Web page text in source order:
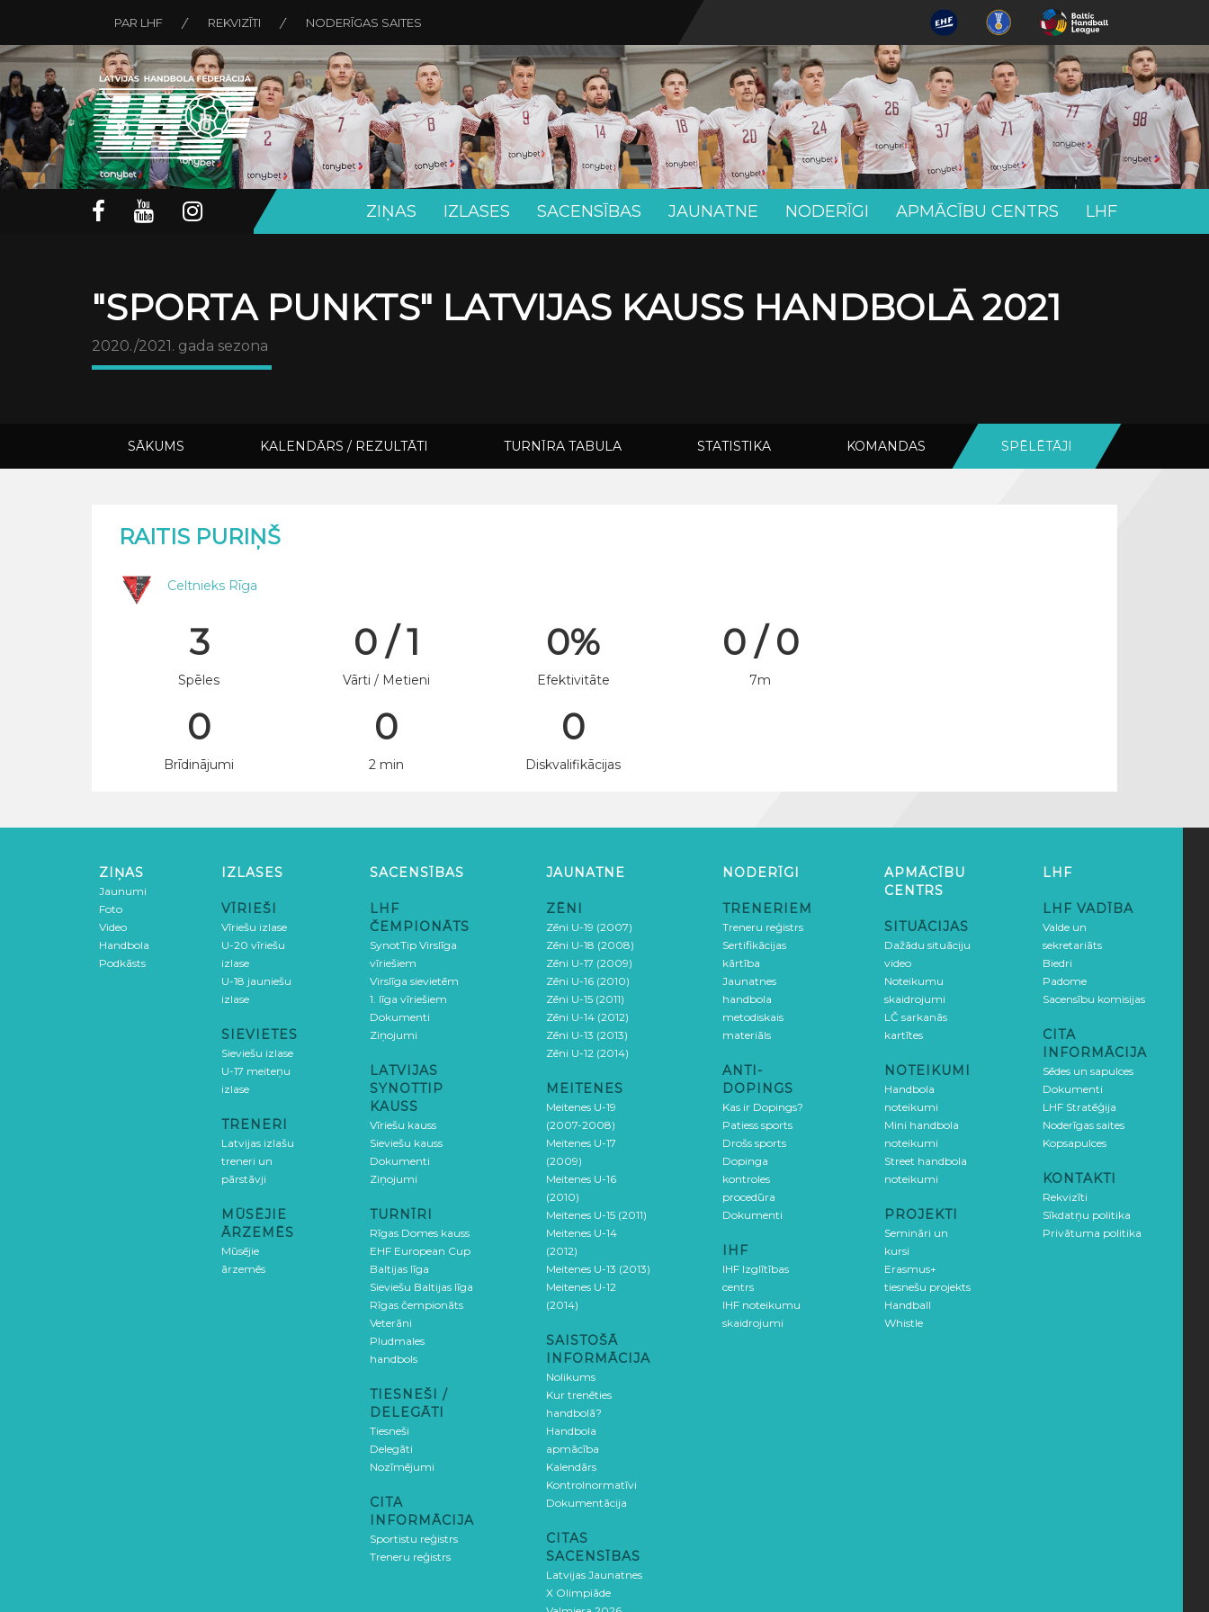
PAR LHF REKVIZĪTI NODERĪGAS SAITES
ZIŅAS IZLASES SACENSĪBAS JAUNATNE NODERĪGI APMĀCĪBU CENTRS LHF
"SPORTA PUNKTS" LATVIJAS KAUSS HANDBOLĀ 2021
2020./2021. gada sezona
SĀKUMS KALENDĀRS / REZULTĀTI TURNĪRA TABULA STATISTIKA KOMANDAS SPĒLĒTĀJI
RAITIS PURIŅŠ
Celtnieks Rīga
3
Spēles
0 / 1
Vārti / Metieni
0%
Efektivitāte
0 / 0
7m
0
Brīdinājumi
0
2 min
0
Diskvalifikācijas
ZIŅAS
Jaunumi
Foto
Video
Handbola
Podkāsts
IZLASES
VĪRIEŠI
Vīriešu izlase
U-20 vīriešu
izlase
U-18 jauniešu
izlase
SIEVIETES
Sieviešu izlase
U-17 meiteņu
izlase
TRENERI
Latvijas izlašu
treneri un
pārstāvji
MŪSĒJIE
ĀRZEMĒS
Mūsējie
ārzemēs
SACENSĪBAS
LHF
ČEMPIONĀTS
SynotTip Virslīga
vīriešiem
Virslīga sievietēm
1. līga vīriešiem
Dokumenti
Ziņojumi
LATVIJAS
SYNOTTIP
KAUSS
Vīriešu kauss
Sieviešu kauss
Dokumenti
Ziņojumi
TURNĪRI
Rīgas Domes kauss
EHF European Cup
Baltijas līga
Sieviešu Baltijas līga
Rīgas čempionāts
Veterāni
Pludmales
handbols
TIESNEŠI /
DELEGĀTI
Tiesneši
Delegāti
Nozīmējumi
CITA
INFORMĀCIJA
Sportistu reģistrs
Treneru reģistrs
JAUNATNE
ZĒNI
Zēni U-19 (2007)
Zēni U-18 (2008)
Zēni U-17 (2009)
Zēni U-16 (2010)
Zēni U-15 (2011)
Zēni U-14 (2012)
Zēni U-13 (2013)
Zēni U-12 (2014)
MEITENES
Meitenes U-19
(2007-2008)
Meitenes U-17
(2009)
Meitenes U-16
(2010)
Meitenes U-15 (2011)
Meitenes U-14
(2012)
Meitenes U-13 (2013)
Meitenes U-12
(2014)
SAISTOŠĀ
INFORMĀCIJA
Nolikums
Kur trenēties
handbolā?
Handbola
apmācība
Kalendārs
Kontrolnormatīvi
Dokumentācija
CITAS
SACENSĪBAS
Latvijas Jaunatnes
X Olimpiāde
NODERĪGI
TRENERIEM
Treneru reģistrs
Sertifikācijas
kārtība
Jaunatnes
handbola
metodiskais
materiāls
ANTI-
DOPINGS
Kas ir Dopings?
Patiess sports
Drošs sports
Dopinga
kontroles
procedūra
Dokumenti
IHF
IHF Izglītības
centrs
IHF noteikumu
skaidrojumi
APMĀCĪBU
CENTRS
SITUĀCIJAS
Dažādu situāciju
video
Noteikumu
skaidrojumi
LČ sarkanās
kartītes
NOTEIKUMI
Handbola
noteikumi
Mini handbola
noteikumi
Street handbola
noteikumi
PROJEKTI
Semināri un
kursi
Erasmus+
tiesnešu projekts
Handball
Whistle
LHF
LHF VADĪBA
Valde un
sekretariāts
Biedri
Padome
Sacensību komisijas
CITA
INFORMĀCIJA
Sēdes un sapulces
Dokumenti
LHF Stratēģija
Noderīgas saites
Kopsapulces
KONTAKTI
Rekvizīti
Sīkdatņu politika
Privātuma politika